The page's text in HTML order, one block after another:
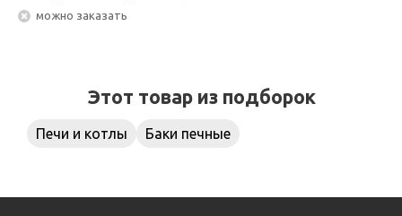
Можно заказать
Этот товар из подборок
Печи и котлы Баки печные